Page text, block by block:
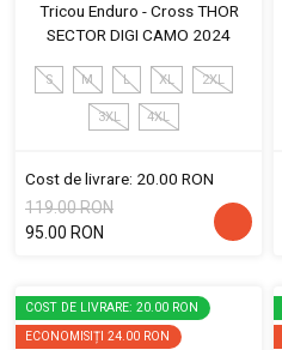
Tricou Enduro - Cross THOR
SECTOR DIGI CAMO 2024
S M L XL 2XL
3XL 4XL
Cost de livrare: 20.00 RON
119.00 RON
95.00 RON
COST DE LIVRARE: 20.00 RON
ECONOMISIȚI 24.00 RON